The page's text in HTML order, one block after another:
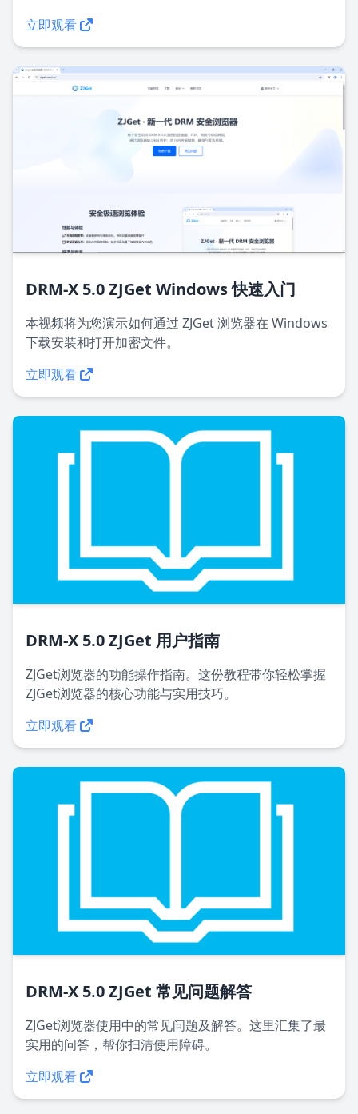
立即观看
DRM-X 5.0 ZJGet Windows 快速入门
本视频将为您演示如何通过 ZJGet 浏览器在 Windows
下载安装和打开加密文件。
立即观看
DRM-X 5.0 ZJGet 用户指南
ZJGet浏览器的功能操作指南。这份教程带你轻松掌握
ZJGet浏览器的核心功能与实用技巧。
立即观看
DRM-X 5.0 ZJGet 常见问题解答
ZJGet浏览器使用中的常见问题及解答。这里汇集了最
实用的问答，帮你扫清使用障碍。
立即观看